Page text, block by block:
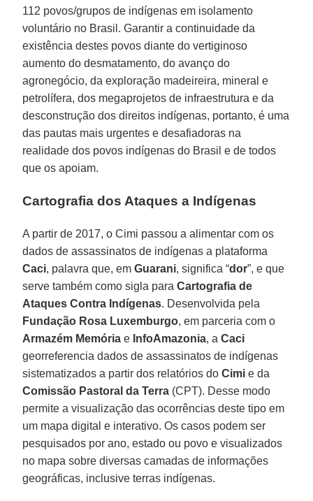
112 povos/grupos de indígenas em isolamento
voluntário no Brasil. Garantir a continuidade da
existência destes povos diante do vertiginoso
aumento do desmatamento, do avanço do
agronegócio, da exploração madeireira, mineral e
petrolífera, dos megaprojetos de infraestrutura e da
desconstrução dos direitos indígenas, portanto, é uma
das pautas mais urgentes e desafiadoras na
realidade dos povos indígenas do Brasil e de todos
que os apoiam.
Cartografia dos Ataques a Indígenas
A partir de 2017, o Cimi passou a alimentar com os
dados de assassinatos de indígenas a plataforma
Caci, palavra que, emGuarani, significa “dor”, e que
serve também como sigla paraCartografia de
Ataques Contra Indígenas. Desenvolvida pela
Fundação Rosa Luxemburgo, em parceria com o
Armazém Memória e InfoAmazonia, aCaci
georreferencia dados de assassinatos de indígenas
sistematizados a partir dos relatórios doCimi e da
Comissão Pastoral da Terra (CPT). Desse modo
permite a visualização das ocorrências deste tipo em
um mapa digital e interativo. Os casos podem ser
pesquisados por ano, estado ou povo e visualizados
no mapa sobre diversas camadas de informações
geográficas, inclusive terras indígenas.